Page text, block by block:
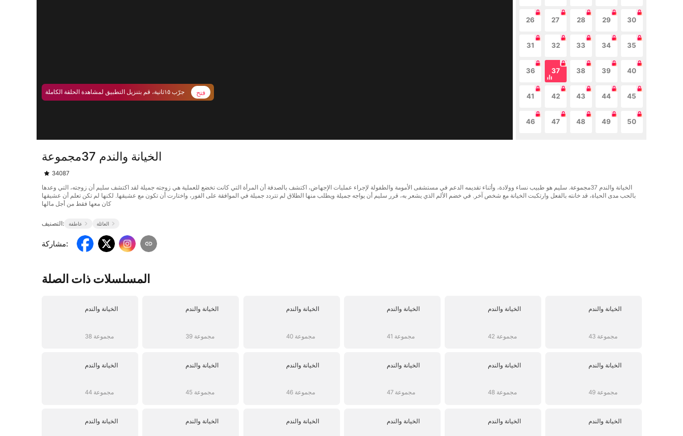
جرّب ١٥ثانية، قم بتنزيل التطبيق لمشاهدة الحلقة الكاملة فتح
26 27 28 29 30
31 32 33 34 35
36 37 38 39 40
41 42 43 44 45
46 47 48 49 50
الخيانة والندم 37مجموعة
34087
الخيانة والندم 37مجموعة. سليم هو طبيب نساء وولادة، وأثناء تقديمه الدعم في مستشفى الأمومة والطفولة لإجراء عمليات الإجهاض، اكتشف بالصدفة أن المرأة التي كانت تخضع للعملية هي زوجته جميلة لقد اكتشف سليم أن زوجته، التي وعدها
بالحب مدى الحياة، قد خانته بالفعل وارتكبت الخيانة مع شخص آخر. في خضم الألم الذي يشعر به، قرر سليم أن يواجه جميلة ويطلب منها الطلاق لم تتردد جميلة في الموافقة على الفور، واختارت أن تكون مع عشيقها. لكنها لم تكن تعلم أن عشيقها
كان معها فقط من أجل مالها
التصنيف: عاطفة العائلة
مشاركة:
المسلسلات ذات الصلة
الخيانة والندم
38 مجموعة
الخيانة والندم
39 مجموعة
الخيانة والندم
40 مجموعة
الخيانة والندم
41 مجموعة
الخيانة والندم
42 مجموعة
الخيانة والندم
43 مجموعة
الخيانة والندم
44 مجموعة
الخيانة والندم
45 مجموعة
الخيانة والندم
46 مجموعة
الخيانة والندم
47 مجموعة
الخيانة والندم
48 مجموعة
الخيانة والندم
49 مجموعة
الخيانة والندم الخيانة والندم الخيانة والندم الخيانة والندم الخيانة والندم الخيانة والندم